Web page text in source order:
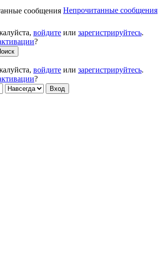
Непрочитанные сообщения
войдите или зарегистрируйтесь.
?
войдите или зарегистрируйтесь.
?